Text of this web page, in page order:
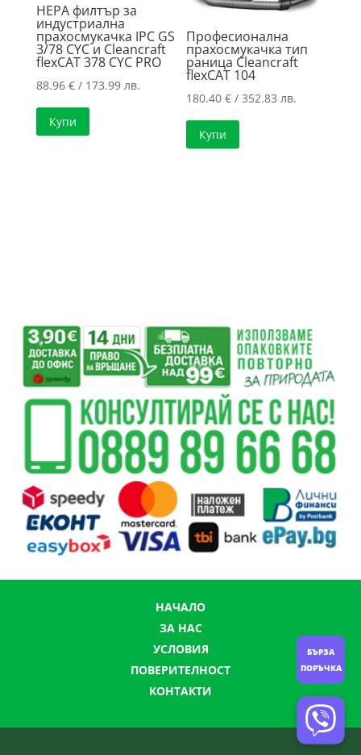
HEPA филтър за
индустриална
прахосмукачка IPC GS
3/78 CYC и Cleancraft
flexCAT 378 CYC PRO
88.96 €/ 173.99 лв.
Купи
Професионална
прахосмукачка тип
раница Cleancraft
flexCAT 104
180.40€ / 352.83 лв.
Купи
НАЧАЛО
ЗА НАС
УСЛОВИЯ
ПОВЕРИТЕЛНОСТ
КОНТАКТИ
БЪРЗА
ПОРЪЧКА